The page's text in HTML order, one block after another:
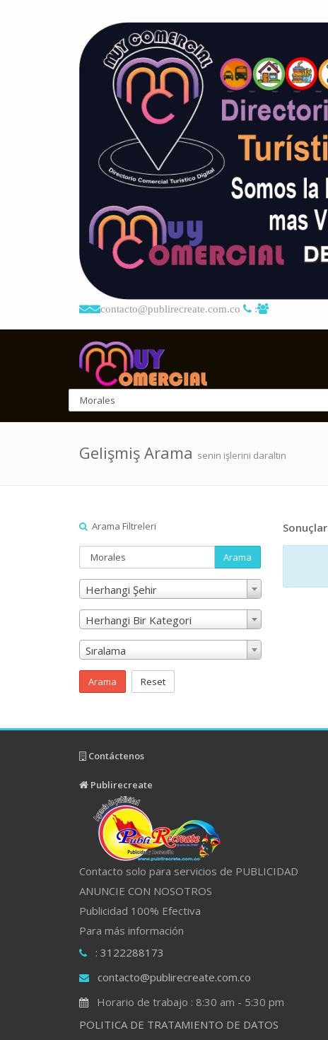
contacto@publirecreate.com.co :
Gelişmiş Arama senin işlerini daraltın
Arama Filtreleri
Arama
Herhangi Şehir
Herhangi Bir Kategori
Sıralama
Arama Reset
Sonuçlar
Contáctenos
Publirecreate
Contacto solo para servicios de PUBLICIDAD
ANUNCIE CON NOSOTROS
Publicidad 100% Efectiva
Para más información
: 3122288173
contacto@publirecreate.com.co
Horario de trabajo : 8:30 am - 5:30 pm
POLITICA DE TRATAMIENTO DE DATOS